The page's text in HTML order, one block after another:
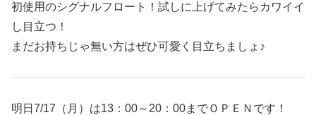
初使用のシグナルフロート！試しに上げてみたらカワイイ
し目立つ！
まだお持ちじゃ無い方はぜひ可愛く目立ちましょ♪
明日7/17（月）は13：00～20：00までＯＰＥＮです！